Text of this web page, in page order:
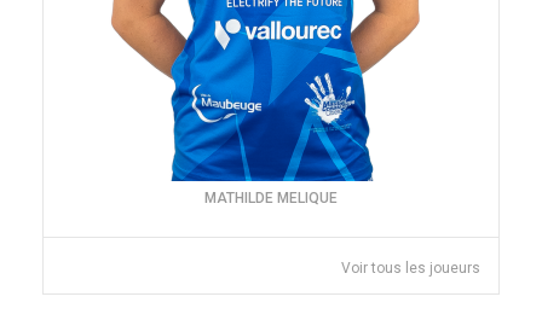
MATHILDE MELIQUE
Voir tous les joueurs